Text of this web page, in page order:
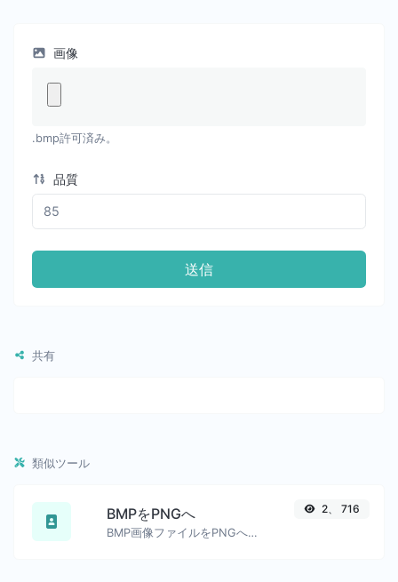
画像
.bmp許可済み。
品質
送信
共有
類似ツール
BMPをPNGへ
BMP画像ファイルをPNGへ簡単に変換します。
2、 716